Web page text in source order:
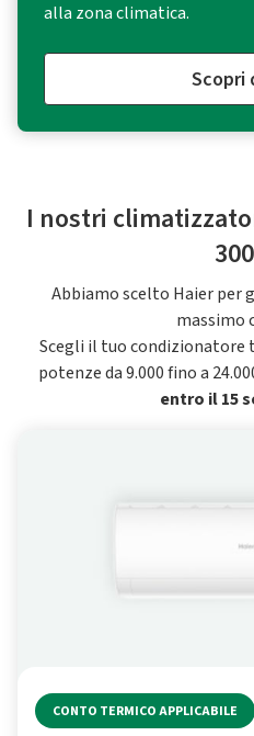
alla zona climatica.
Scopri
I nostri
Abbiamo scelto Haier per
massimo
Scegli il tuo condizionatore
potenze da 9.000 fino a
entro il 15
CONTO TERMICO APPLICABILE